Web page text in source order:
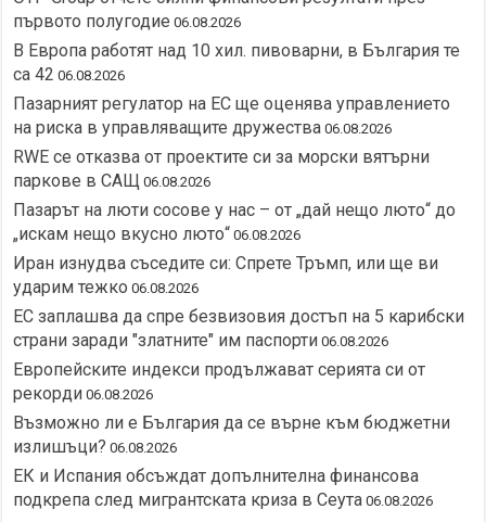
първото полугодие 06.08.2026
В Европа работят над 10 хил. пивоварни, в България те
са 42 06.08.2026
Пазарният регулатор на ЕС ще оценява управлението
на риска в управляващите дружества 06.08.2026
RWE се отказва от проектите си за морски вятърни
паркове в САЩ 06.08.2026
Пазарът на люти сосове у нас – от „дай нещо люто“ до
„искам нещо вкусно люто“ 06.08.2026
Иран изнудва съседите си: Спрете Тръмп, или ще ви
ударим тежко 06.08.2026
ЕС заплашва да спре безвизовия достъп на 5 карибски
страни заради "златните" им паспорти 06.08.2026
Европейските индекси продължават серията си от
рекорди 06.08.2026
Възможно ли е България да се върне към бюджетни
излишъци? 06.08.2026
ЕК и Испания обсъждат допълнителна финансова
подкрепа след мигрантската криза в Сеута 06.08.2026